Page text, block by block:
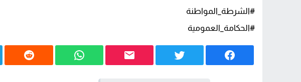
#الشرطة_المواطنة
#الحكامة_العمومية